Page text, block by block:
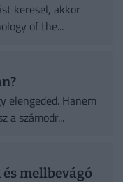
keresel, akkor
of the...
elengeded. Hanem
a számodr...
mellbevágó